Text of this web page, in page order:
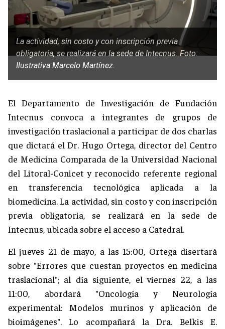
La actividad, sin costo y con inscripción previa
obligatoria, se realizará en la sede de Intecnus. Foto:
Ilustrativa Marcelo Martínez.
El Departamento de Investigación de Fundación
Intecnus convoca a integrantes de grupos de
investigación traslacional a participar de dos charlas
que dictará el Dr. Hugo Ortega, director del Centro
de Medicina Comparada de la Universidad Nacional
del Litoral-Conicet y reconocido referente regional
en transferencia tecnológica aplicada a la
biomedicina. La actividad, sin costo y con inscripción
previa obligatoria, se realizará en la sede de
Intecnus, ubicada sobre el acceso a Catedral.
El jueves 21 de mayo, a las 15:00, Ortega disertará
sobre "Errores que cuestan proyectos en medicina
traslacional"; al día siguiente, el viernes 22, a las
11:00, abordará "Oncología y Neurología
experimental: Modelos murinos y aplicación de
bioimágenes". Lo acompañará la Dra. Belkis E.